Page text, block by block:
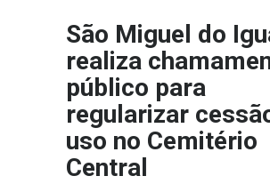
São Miguel do
realiza
público para
regularizar
uso no Cemitério
Central